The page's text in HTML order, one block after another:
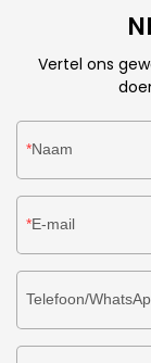
Vertel ons
Naam
E-mail
Telefoon/